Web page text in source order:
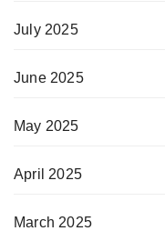
July 2025
June 2025
May 2025
April 2025
March 2025